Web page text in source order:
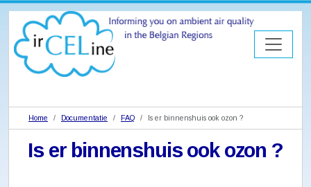
Home Documentatie FAQ Is er binnenshuis ook ozon ?
Is er binnenshuis ook ozon ?